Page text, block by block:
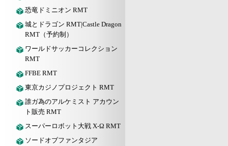
恐竜ドミニオン RMT
城とドラゴン RMT|Castle Dragon
RMT（予約制）
ワールドサッカーコレクション
RMT
FFBE RMT
東京カジノプロジェクト RMT
誰ガ為のアルケミスト アカウン
ト販売 RMT
スーパーロボット大戦 X-Ω RMT
ソードオブファンタジア